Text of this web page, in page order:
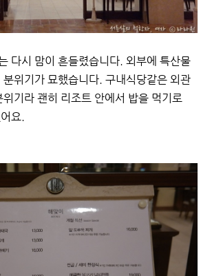
다시 맘이 흔들렸습니다. 외부에 특산물
위기가 묘했습니다. 구내식당같은 외관
기라 괜히 리조트 안에서 밥을 먹기로
요.